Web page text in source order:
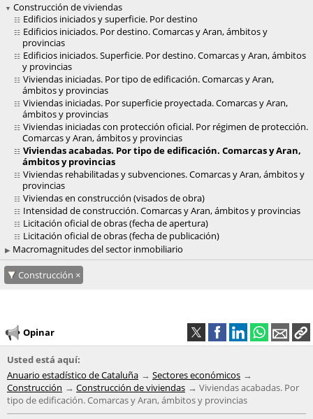
Construcción de viviendas
Edificios iniciados y superficie. Por destino
Edificios iniciados. Por destino. Comarcas y Aran, ámbitos y
provincias
Edificios iniciados. Superficie. Por destino. Comarcas y Aran, ámbitos
y provincias
Viviendas iniciadas. Por tipo de edificación. Comarcas y Aran,
ámbitos y provincias
Viviendas iniciadas. Por superficie proyectada. Comarcas y Aran,
ámbitos y provincias
Viviendas iniciadas con protección oficial. Por régimen de protección.
Comarcas y Aran, ámbitos y provincias
Viviendas acabadas. Por tipo de edificación. Comarcas y Aran,
ámbitos y provincias
Viviendas rehabilitadas y subvenciones. Comarcas y Aran, ámbitos y
provincias
Viviendas en construcción (visados de obra)
Intensidad de construcción. Comarcas y Aran, ámbitos y provincias
Licitación oficial de obras (fecha de apertura)
Licitación oficial de obras (fecha de publicación)
Macromagnitudes del sector inmobiliario
Construcción
Opinar
Usted está aquí:
Anuario estadístico de Cataluña
Sectores económicos
Construcción
Construcción de viviendas
Viviendas acabadas. Por
tipo de edificación. Comarcas y Aran, ámbitos y provincias